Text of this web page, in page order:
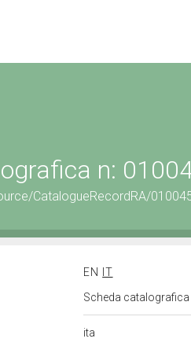
n:
CatalogueRecordRA/
EN
IT
Scheda
ita